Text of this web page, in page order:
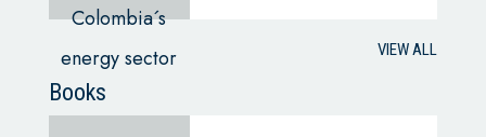
VIEW ALL
Books